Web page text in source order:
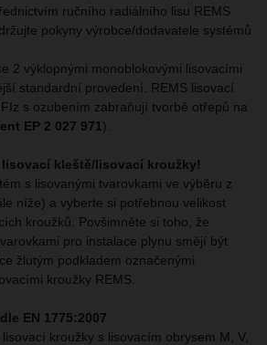
ručního radiálního lisu REMS
pokyny výrobce/dodavatele systémů
2 výklopnými monoblokovými lisovacími
standardní provedení. REMS lisovací
s ozubením zabraňují tvorbě otřepů na
EP 2 027 971 ).
lisovací kleště/lisovací kroužky!
s lisovanými tvarovkami ve výběru z
níže) a vyberte si potřebnou velikost
kroužků. Povšimněte si toho, že
pro instalace plynu smějí být
žlutým podkladem označenými
kroužky REMS.
EN 1775:2007
kroužky s lisovacím obrysem M, V,